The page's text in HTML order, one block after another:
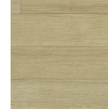
11/4mm lub 13/
Klasa
Natur,